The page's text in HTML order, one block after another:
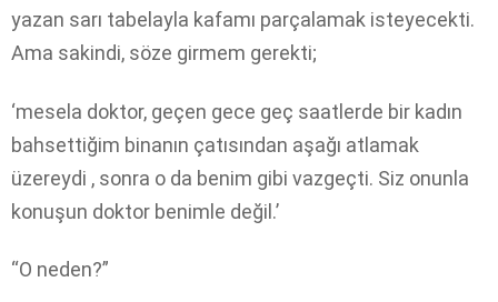
yazan sarı tabelayla kafamı parçalamak isteyecekti.
Ama sakindi, söze girmem gerekti;
‘mesela doktor, geçen gece geç saatlerde bir kadın
bahsettiğim binanın çatısından aşağı atlamak
üzereydi , sonra o da benim gibi vazgeçti. Siz onunla
konuşun doktor benimle değil.’
“O neden?”